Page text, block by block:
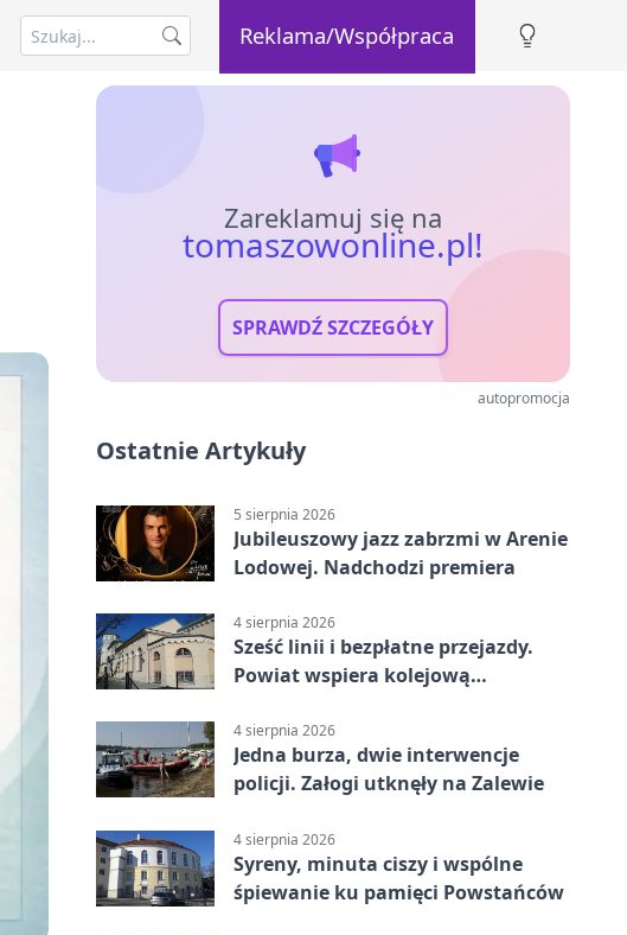
Reklama/Współpraca
Zareklamuj się na
tomaszowonline.pl!
SPRAWDŹ SZCZEGÓŁY
autopromocja
Ostatnie Artykuły
5 sierpnia 2026
Jubileuszowy jazz zabrzmi w Arenie
Lodowej. Nadchodzi premiera
4 sierpnia 2026
Sześć linii i bezpłatne przejazdy.
Powiat wspiera kolejową
4 sierpnia 2026
Jedna burza, dwie interwencje
policji. Załogi utknęły na Zalewie
4 sierpnia 2026
Syreny, minuta ciszy i wspólne
śpiewanie ku pamięci Powstańców